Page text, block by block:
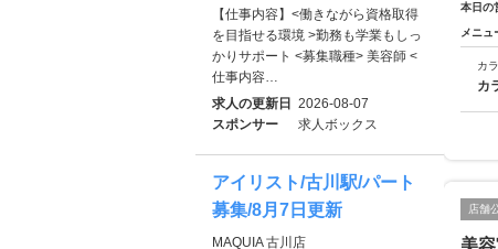
本日の
メニュ
カ
カ
店舗
美
【仕事内容】<働きながら資格取得
を目指せる環境 >勤務も学業もしっ
かりサポート <募集職種> 美容師 <
仕事内容…
求人の更新日 2026-08-07
スポンサー
求人ボックス
アイリスト/古川駅/パート
募集/8月7日更新
MAQUIA 古川店